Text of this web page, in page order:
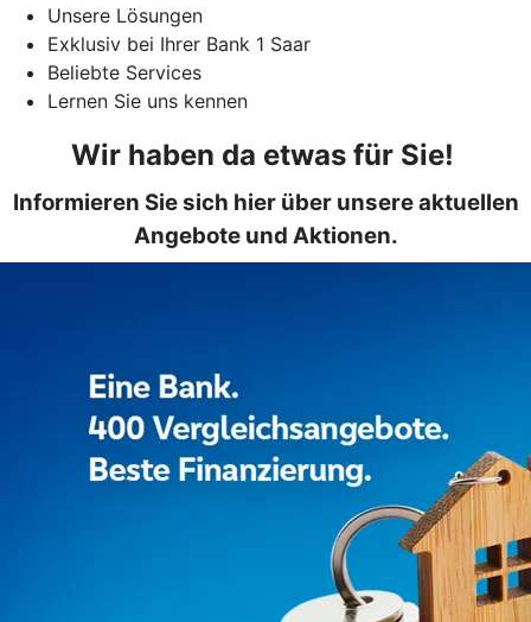
Unsere Lösungen
Exklusiv bei Ihrer Bank 1 Saar
Beliebte Services
Lernen Sie uns kennen
Wir haben da etwas für Sie!
Informieren Sie sich hier über unsere aktuellen
Angebote und Aktionen.